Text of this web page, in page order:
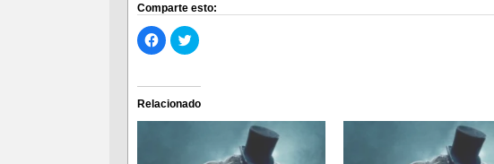
Comparte esto:
Haz
clic
para
Facebook
(Se
abre
en
Haz
clic
Twitter
(Se
abre
en
ventana
nueva)
Relacionado